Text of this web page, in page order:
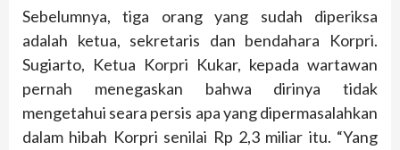
Sebelumnya, tiga orang yang sudah diperiksa
adalah ketua, sekretaris dan bendahara Korpri.
Sugiarto, Ketua Korpri Kukar, kepada wartawan
pernah menegaskan bahwa dirinya tidak
mengetahui seara persis apa yang dipermasalahkan
dalam hibah Korpri senilai Rp 2,3 miliar itu. “Yang